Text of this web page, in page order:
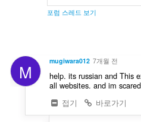
포럼 스레드 보기
M mugiwara012 7개월 전
help. its russian and This
all websites. and im scared
접기
바로가기